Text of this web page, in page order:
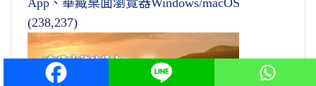
App、華藏桌面瀏覽器Windows/macOS
(238,237)